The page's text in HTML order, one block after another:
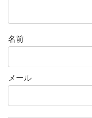
名前
メール